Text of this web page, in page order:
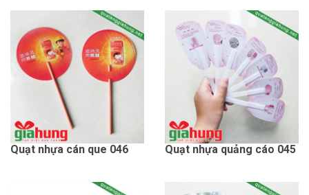
Quạt nhựa cán que 046 Quạt nhựa quảng cáo 045